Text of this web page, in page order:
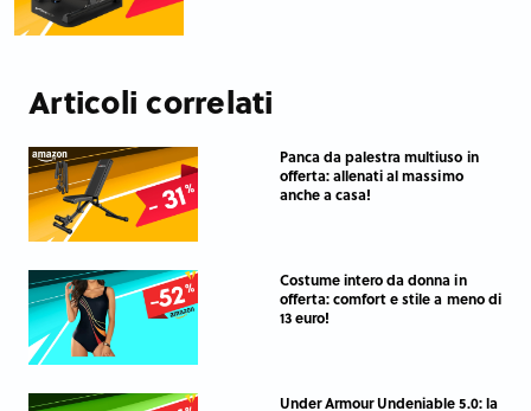
Articoli correlati
Panca da palestra multiuso in
offerta: allenati al massimo
anche a casa!
Costume intero da donna in
offerta: comfort e stile a meno di
13 euro!
Under Armour Undeniable 5.0: la